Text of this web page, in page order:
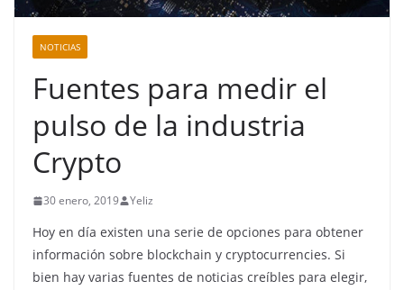
NOTICIAS
Fuentes para medir el
pulso de la industria
Crypto
30 enero, 2019 Yeliz
Hoy en día existen una serie de opciones para obtener
información sobre blockchain y cryptocurrencies. Si
bien hay varias fuentes de noticias creíbles para elegir,